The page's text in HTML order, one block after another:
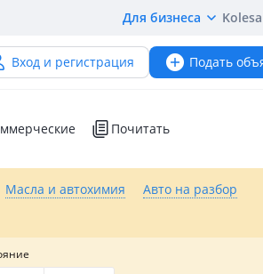
Для бизнеса
Вход и регистрация Подать
Почитать
Масла и автохимия
Авто на разбор